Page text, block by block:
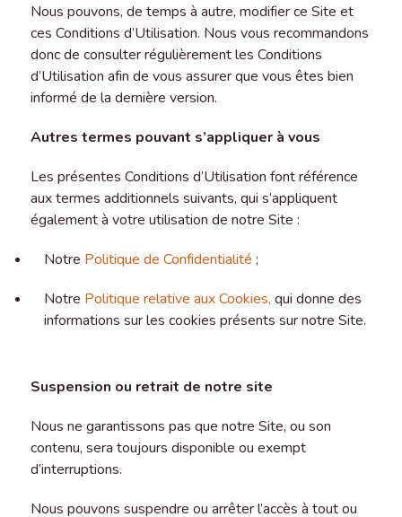
Nous pouvons, de temps à autre, modifier ce Site et
ces Conditions d’Utilisation. Nous vous recommandons
donc de consulter régulièrement les Conditions
d’Utilisation afin de vous assurer que vous êtes bien
informé de la dernière version.
Autres termes pouvant s’appliquer à vous
Les présentes Conditions d’Utilisation font référence
aux termes additionnels suivants, qui s’appliquent
également à votre utilisation de notre Site :
Notre Politique de Confidentialité ;
Notre Politique relative aux Cookies, qui donne des
informations sur les cookies présents sur notre Site.
Suspension ou retrait de notre site
Nous ne garantissons pas que notre Site, ou son
contenu, sera toujours disponible ou exempt
d’interruptions.
Nous pouvons suspendre ou arrêter l’accès à tout ou